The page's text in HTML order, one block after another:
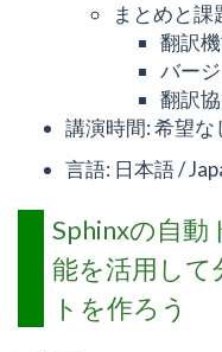
まとめと課
翻訳
バー
翻訳
講演時間: 希望な
言語: 日本語 /
Sphinxの自
能を活用し
トを作ろう